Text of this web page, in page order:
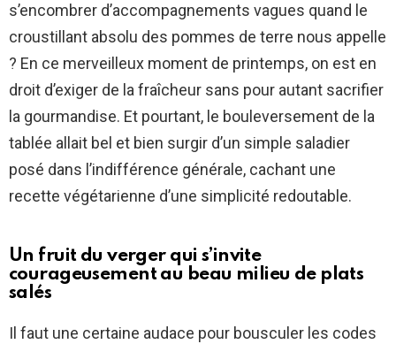
s’encombrer d’accompagnements vagues quand le
croustillant absolu des pommes de terre nous appelle
? En ce merveilleux moment de printemps, on est en
droit d’exiger de la fraîcheur sans pour autant sacrifier
la gourmandise. Et pourtant, le bouleversement de la
tablée allait bel et bien surgir d’un simple saladier
posé dans l’indifférence générale, cachant une
recette végétarienne d’une simplicité redoutable.
Un fruit du verger qui s’invite
courageusement au beau milieu de plats
salés
Il faut une certaine audace pour bousculer les codes